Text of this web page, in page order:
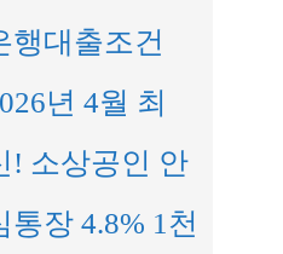
행대출조건
년 4월 최
! 소상공인 안
통장 4.8% 1천